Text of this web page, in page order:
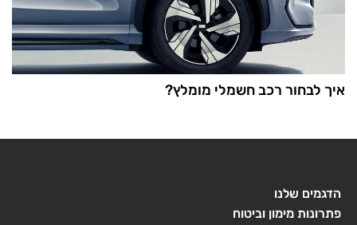
איך לבחור רכב חשמלי מומלץ?
הדגמים שלנו
פתרונות מימון וביטוח